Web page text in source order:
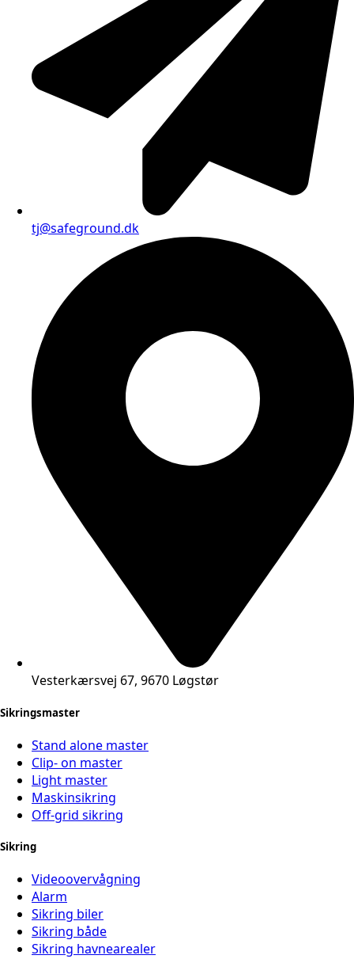
tj@safeground.dk
Vesterkærsvej 67, 9670 Løgstør
Sikringsmaster
Stand alone master
Clip- on master
Light master
Maskinsikring
Off-grid sikring
Sikring
Videoovervågning
Alarm
Sikring biler
Sikring både
Sikring havnearealer